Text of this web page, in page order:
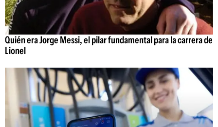
Quién era Jorge Messi, el pilar fundamental para la carrera de
Lionel